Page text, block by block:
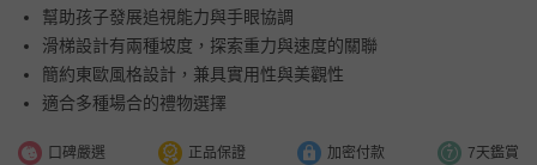
幫助孩子發展追視能力與手眼協調
滑梯設計有兩種坡度，探索重力與速度的關聯
簡約東歐風格設計，兼具實用性與美觀性
適合多種場合的禮物選擇
口碑嚴選 正品保證 加密付款 7天鑑賞